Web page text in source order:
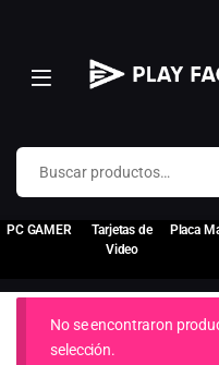
Buscar por:
PC GAMER
Tarjetas de
Video
Placa
No se encontraron
selección.